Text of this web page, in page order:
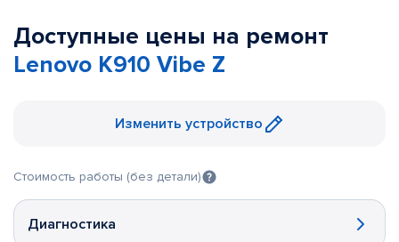
Доступные цены на ремонт
Lenovo K910 Vibe Z
Изменить устройство
Стоимость работы (без детали)
Диагностика